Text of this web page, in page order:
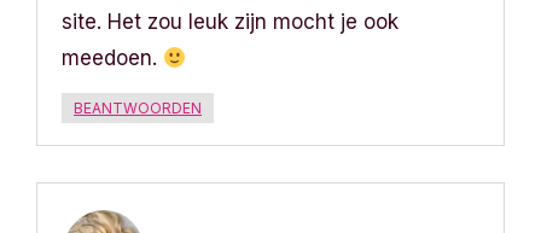
e
site. Het zou leuk zijn mocht je ook
meedoen.
BEANTWOORDEN